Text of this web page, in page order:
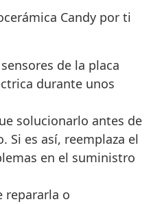
Candy por ti
de la placa
durante unos
solucionarlo antes de
es así, reemplaza el
en el suministro
repararla o